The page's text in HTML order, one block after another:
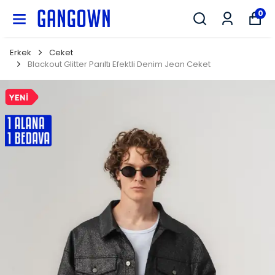
0
Erkek
Ceket
Blackout Glitter Parıltı Efektli Denim Jean Ceket